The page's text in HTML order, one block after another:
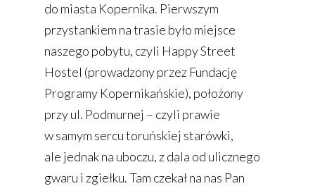
do miasta Kopernika. Pierwszym
przystankiem na trasie było miejsce
naszego pobytu, czyli Happy Street
Hostel (prowadzony przez Fundację
Programy Kopernikańskie), położony
przy ul. Podmurnej – czyli prawie
w samym sercu toruńskiej starówki,
ale jednak na uboczu, z dala od ulicznego
gwaru i zgiełku. Tam czekał na nas Pan